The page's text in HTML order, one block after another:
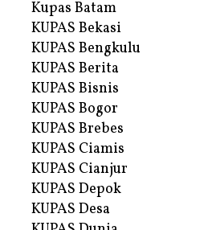
Kupas Batam
KUPAS Bekasi
KUPAS Bengkulu
KUPAS Berita
KUPAS Bisnis
KUPAS Bogor
KUPAS Brebes
KUPAS Ciamis
KUPAS Cianjur
KUPAS Depok
KUPAS Desa